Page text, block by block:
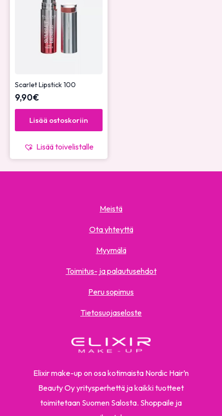
Scarlet Lipstick 100
9,90€
Lisää ostoskoriin
Lisää toivelistalle
Elixir make-up on osa kotimaista Nordic Hair’n
Beauty Oy yritysperhettä ja kaikki tuotteet
toimitetaan Suomen Salosta. Shoppaile ja
Meistä
Ota yhteyttä
Myymälä
Toimitus- ja palautusehdot
Peru sopimus
Tietosuojaseloste